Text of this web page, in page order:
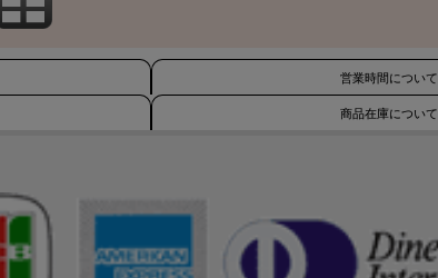
営業時間について
商品在庫について